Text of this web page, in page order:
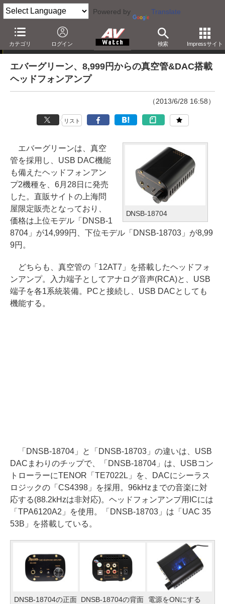
Powered by Translate
カテゴリ ログイン 検索 Impressサイト
ニュース
エバーグリーン、8,999円からの真空管&DAC搭載
ヘッドフォンアンプ
（2013/6/28 16:58）
リスト
DNSB-18704
エバーグリーンは、真空
管を採用し、USB DAC機能
も備えたヘッドフォンアン
プ2機種を、6月28日に発売
した。直販サイトの上海問
屋限定販売となっており、
価格は上位モデル「DNSB-1
8704」が14,999円、下位モデル「DNSB-18703」が8,99
9円。
どちらも、真空管の「12AT7」を搭載したヘッドフォ
ンアンプ。入力端子としてアナログ音声(RCA)と、USB
端子を各1系統装備。PCと接続し、USB DACとしても
機能する。
「DNSB-18704」と「DNSB-18703」の違いは、USB
DACまわりのチップで、「DNSB-18704」は、USBコン
トローラーにTENOR「TE7022L」を、DACにシーラス
ロジックの「CS4398」を採用。96kHzまでの音楽に対
応する(88.2kHzは非対応)。ヘッドフォンアンプ用ICには
「TPA6120A2」を使用。「DNSB-18703」は「UAC 35
53B」を搭載している。
DNSB-18704の正面 DNSB-18704の背面
電源をONにする